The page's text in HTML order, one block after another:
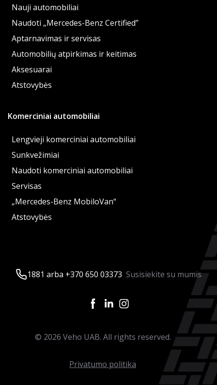
Nauji automobiliai
Naudoti „Mercedes-Benz Certified”
Aptarnavimas ir servisas
Automobilių atpirkimas ir keitimas
Aksesuarai
Atstovybės
Komerciniai automobiliai
Lengvieji komerciniai automobiliai
Sunkvežimiai
Naudoti komerciniai automobiliai
Servisas
„Mercedes-Benz MobiloVan“
Atstovybės
1881 arba +370 650 03373 Susisiekite su mumis
© 2026 Veho UAB. All rights reserved.
Privatumo politika